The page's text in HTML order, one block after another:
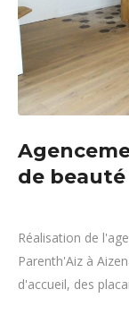
de beauté
Réalisation de
Parenth'Aiz à
d'accueil, des